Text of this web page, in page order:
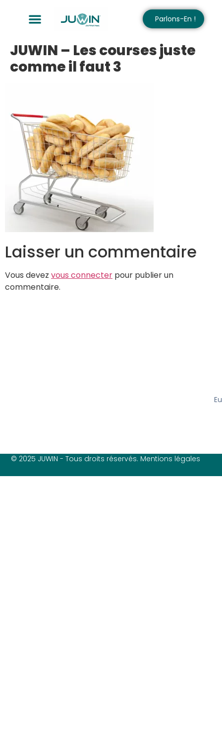
Parlons-En !
JUWIN – Les courses juste
comme il faut 3
Laisser un commentaire
Vous devez vous connecter pour publier un
commentaire.
© 2025 JUWIN - Tous droits réservés. Mentions légales